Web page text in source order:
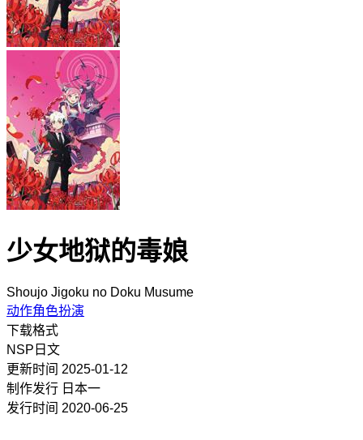
少女地狱的毒娘
Shoujo Jigoku no Doku Musume
动作角色扮演
下载格式
NSP 日文
更新时间 2025-01-12
制作发行 日本一
发行时间 2020-06-25